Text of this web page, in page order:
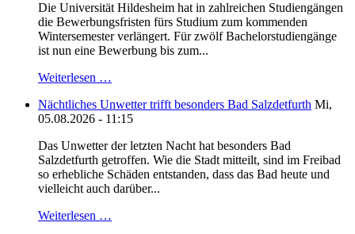
Die Universität Hildesheim hat in zahlreichen Studiengängen
die Bewerbungsfristen fürs Studium zum kommenden
Wintersemester verlängert. Für zwölf Bachelorstudiengänge
ist nun eine Bewerbung bis zum...
Weiterlesen …
Nächtliches Unwetter trifft besonders Bad Salzdetfurth Mi,
05.08.2026 - 11:15
Das Unwetter der letzten Nacht hat besonders Bad
Salzdetfurth getroffen. Wie die Stadt mitteilt, sind im Freibad
so erhebliche Schäden entstanden, dass das Bad heute und
vielleicht auch darüber...
Weiterlesen …